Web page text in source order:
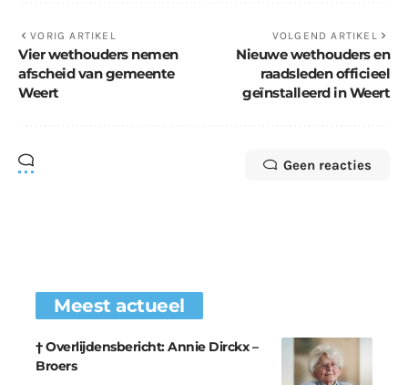
VORIG ARTIKEL
Vier wethouders nemen
afscheid van gemeente
Weert
VOLGEND ARTIKEL
Nieuwe wethouders en
raadsleden officieel
geïnstalleerd in Weert
Geen reacties
Meest actueel
† Overlijdensbericht: Annie Dirckx –
Broers